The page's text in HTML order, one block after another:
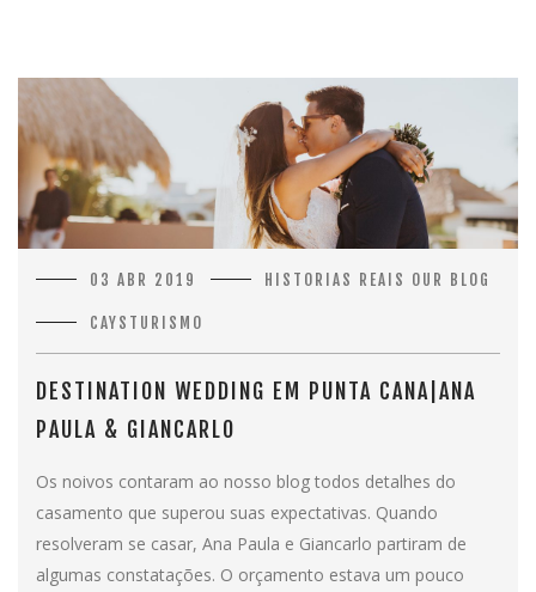
03 ABR 2019 HISTORIAS REAIS OUR BLOG
CAYSTURISMO
DESTINATION WEDDING EM PUNTA CANA|ANA
PAULA & GIANCARLO
Os noivos contaram ao nosso blog todos detalhes do
casamento que superou suas expectativas. Quando
resolveram se casar, Ana Paula e Giancarlo partiram de
algumas constatações. O orçamento estava um pouco